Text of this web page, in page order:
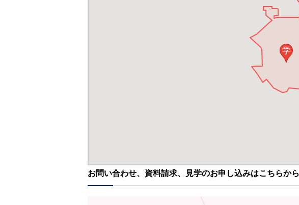
学
お問い合わせ、資料請求、見学のお申し込みはこちらから